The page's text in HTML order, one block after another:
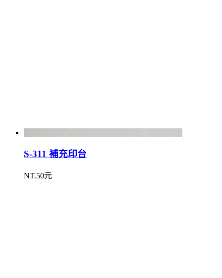
S-311 補充印台
NT.50元